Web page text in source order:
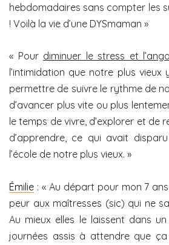
hebdomadaires sans compter les
! Voilà la vie d’une DYSmaman »
« Pour diminuer le stress et
l’intimidation que notre plus vieux
permettre de suivre le rythme de
d’avancer plus vite ou plus
le temps de vivre, d’explorer et de
d’apprendre, ce qui avait
l’école de notre plus vieux. »
Émilie : « Au départ pour mon 7
peur aux maîtresses (sic) qui ne
Au mieux elles le laissent dans
journées assis à attendre que